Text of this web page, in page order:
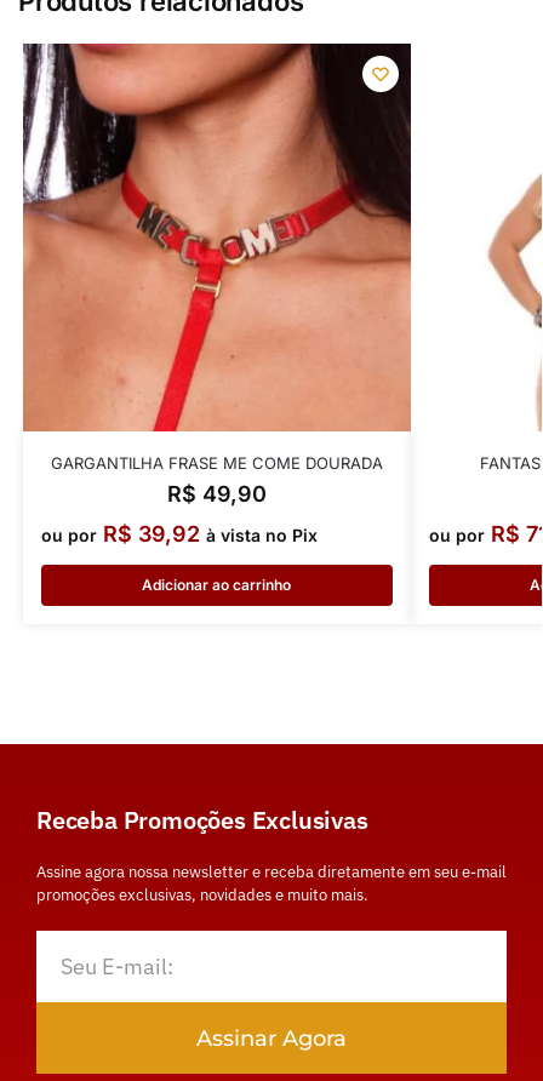
GARGANTILHA FRASE ME COME DOURADA
R$ 49,90
ou por R$ 39,92 à vista no Pix
Adicionar ao carrinho
ou por R$
Receba Promoções Exclusivas
Assine agora nossa newsletter e receba diretamente em seu e-mail
promoções exclusivas, novidades e muito mais.
Assinar Agora